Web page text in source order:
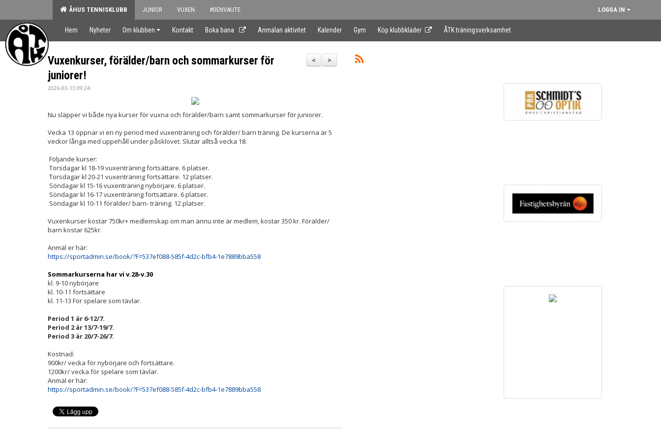
ÅHUS TENNISKLUBB JUNIOR VUXEN #DENVAUTE LOGGA IN
Hem Nyheter Om klubben Kontakt Boka bana Anmälan aktivitet Kalender Gym Köp klubbkläder ÅTK träningsverksamhet
>
<
Vuxenkurser, förälder/barn och sommarkurser för
juniorer!
2026-03-13 09:24
Nu släpper vi både nya kurser för vuxna och förälder/barn samt sommarkurser för juniorer.
Vecka 13 öppnar vi en ny period med vuxenträning och förälder/ barn träning. De kurserna är 5
veckor långa med uppehåll under påsklovet. Slutar alltså vecka 18.
Följande kurser:
Torsdagar kl 18-19 vuxenträning fortsättare. 6 platser.
Torsdagar kl 20-21 vuxenträning fortsättare. 12 platser.
Söndagar kl 15-16 vuxenträning nybörjare. 6 platser.
Söndagar kl 16-17 vuxenträning fortsättare. 6 platser.
Söndagar kl 10-11 förälder/ barn- träning. 12 platser.
Vuxenkurser kostar 750kr+ medlemskap om man ännu inte är medlem, kostar 350 kr. Förälder/
barn kostar 625kr.
Anmäl er här:
https://sportadmin.se/book/?F=537ef088-585f-4d2c-bfb4-1e7889bba558
Sommarkurserna har vi v.28-v.30
kl. 9-10 nybörjare
kl. 10-11 fortsättare
kl. 11-13 För spelare som tävlar.
Period 1 är 6-12/7.
Period 2 är 13/7-19/7.
Period 3 är 20/7-26/7.
Kostnad:
900kr/ vecka för nybörjare och fortsättare.
1200kr/ vecka för spelare som tävlar.
Anmäl er här:
https://sportadmin.se/book/?F=537ef088-585f-4d2c-bfb4-1e7889bba558